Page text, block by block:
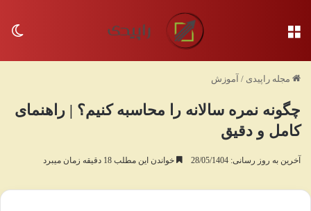
مجله راپیدی / آموزش
چگونه نمره سالانه را محاسبه کنیم؟ | راهنمای
کامل و دقیق
آخرین به روز رسانی: 28/05/1404 خواندن این مطلب 18 دقیقه زمان میبرد